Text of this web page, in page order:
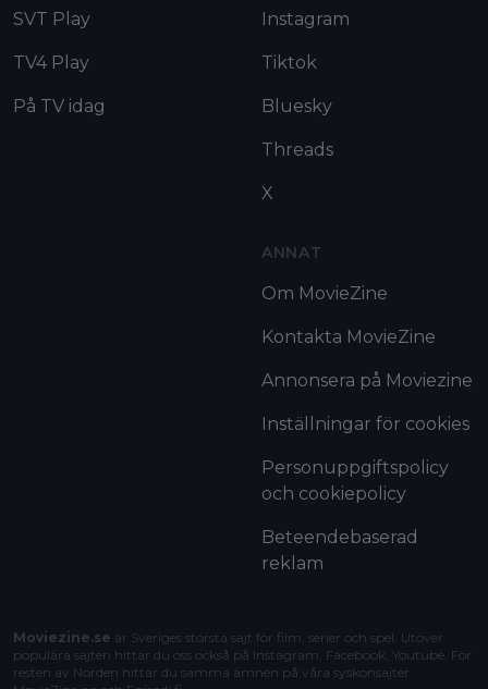
SVT Play
TV4 Play
På TV idag
Instagram
Tiktok
Bluesky
Threads
X
ANNAT
Om MovieZine
Kontakta MovieZine
Annonsera på Moviezine
Inställningar för cookies
Personuppgiftspolicy
och cookiepolicy
Beteendebaserad
reklam
Moviezine.se är Sveriges största sajt för film, serier och spel. Utöver
populära sajten hittar du oss också på Instagram, Facebook, Youtube. För
resten av Norden hittar du samma ämnen på våra syskonsajter